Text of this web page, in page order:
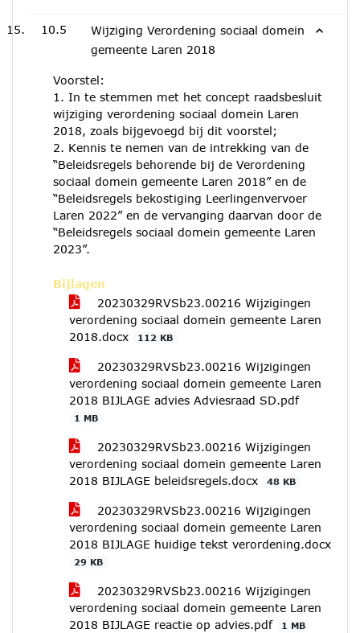
10.5
Wijziging Verordening sociaal domein
gemeente Laren 2018
Voorstel:
1. In te stemmen met het concept raadsbesluit
wijziging verordening sociaal domein Laren
2018, zoals bijgevoegd bij dit voorstel;
2. Kennis te nemen van de intrekking van de
“Beleidsregels behorende bij de Verordening
sociaal domein gemeente Laren 2018” en de
“Beleidsregels bekostiging Leerlingenvervoer
Laren 2022” en de vervanging daarvan door de
“Beleidsregels sociaal domein gemeente Laren
2023”.
Bijlagen
20230329RVSb23.00216 Wijzigingen
verordening sociaal domein gemeente Laren
2018.docx
112 KB
20230329RVSb23.00216 Wijzigingen
verordening sociaal domein gemeente Laren
2018 BIJLAGE advies Adviesraad SD.pdf
1 MB
20230329RVSb23.00216 Wijzigingen
verordening sociaal domein gemeente Laren
2018 BIJLAGE beleidsregels.docx
48 KB
20230329RVSb23.00216 Wijzigingen
verordening sociaal domein gemeente Laren
2018 BIJLAGE huidige tekst verordening.docx
29 KB
20230329RVSb23.00216 Wijzigingen
verordening sociaal domein gemeente Laren
2018 BIJLAGE reactie op advies.pdf
1 MB